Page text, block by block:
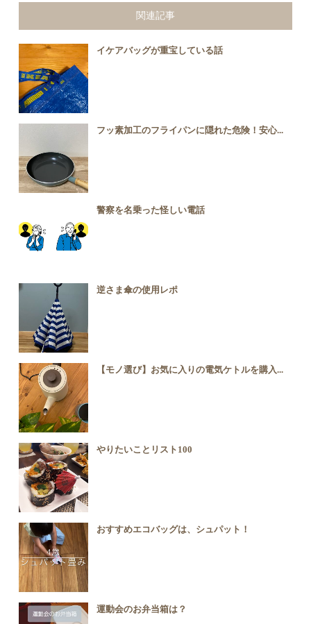
関連記事
イケアバッグが重宝している話
フッ素加工のフライパンに隠れた危険！安心...
警察を名乗った怪しい電話
逆さま傘の使用レポ
【モノ選び】お気に入りの電気ケトルを購入...
やりたいことリスト100
おすすめエコバッグは、シュパット！
運動会のお弁当箱は？